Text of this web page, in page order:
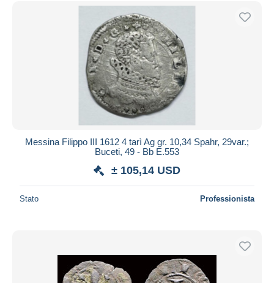
Messina Filippo III 1612 4 tarì Ag gr. 10,34 Spahr, 29var.;
Buceti, 49 - Bb E.553
± 105,14 USD
Stato Professionista